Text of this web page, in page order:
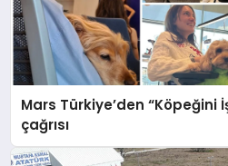
Mars Türkiye’den “Köpeğini
çağrısı